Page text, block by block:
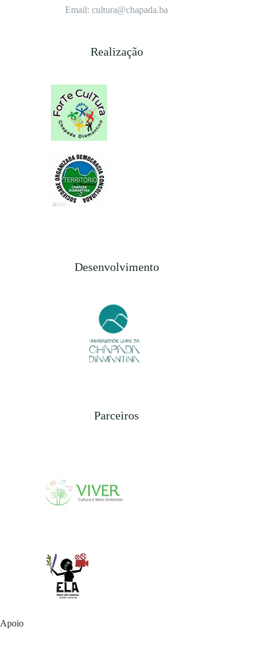
Email: cultura@chapada.ba
Realização
Desenvolvimento
Parceiros
Apoio